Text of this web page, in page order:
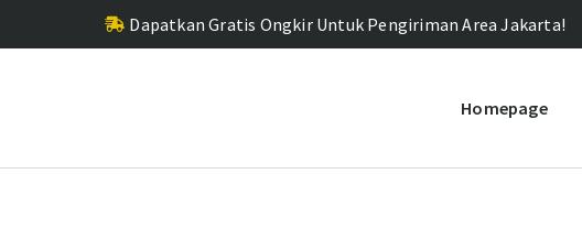
Dapatkan Gratis Ongkir Untuk Pengiriman Area Jakarta!
Homepage